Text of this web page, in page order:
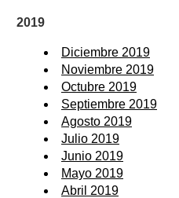
2019
Diciembre 2019
Noviembre 2019
Octubre 2019
Septiembre 2019
Agosto 2019
Julio 2019
Junio 2019
Mayo 2019
Abril 2019